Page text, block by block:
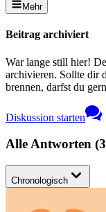
Mehr
Beitrag archiviert
War lange still hier!
archivieren. Sollte dir
brennen, darfst du
Diskussion starten
Alle Antworten (
Chronologisch